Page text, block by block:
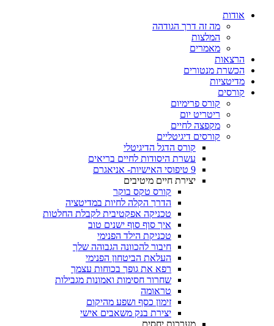
אודות
מה זה דרך הגודהה
המלצות
מאמרים
הרצאות
הכשרת מנטורים
מדיטציות
קורסים
קורס פרימיום
ריטריט יום
מקפצה לחיים
קורסים דיגיטליים
קורס הדגל הדיגיטלי
עשרת היסודות לחיים בריאים
9 טיפוסי האישיות- אניאגרם
יצירת חיים מיטיבים
קורס טקס בוקר
הדרך הקלה לחיות במדיטציה
טכניקה אפקטיבית לקבלת החלטות
איך סוף סוף ישנים טוב
טכניקת הילד הפנימי
חיבור להכוונה הגבוהה שלך
העלאת הביטחון הפנימי
רפא את גופך בכוחות עצמך
שחרור חסימות ואמונות מגבילות
טראומה
זימון כסף ושפע מהיקום
יצירת בנק משאבים אישי
מערכות יחסים